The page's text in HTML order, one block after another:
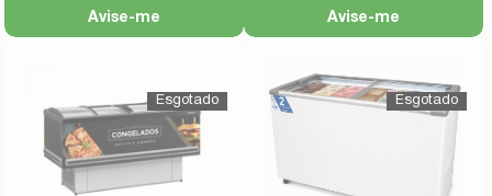
Avise-me Avise-me